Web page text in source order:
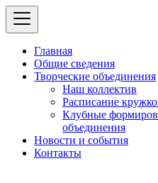
Главная
Общие сведения
Творческие объединения
Наш коллектив
Расписание
Клубные
объединения
Новости и события
Контакты